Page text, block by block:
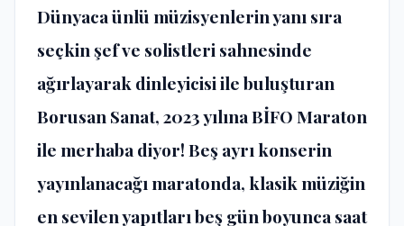
Dünyaca ünlü müzisyenlerin yanı sıra
seçkin şef ve solistleri sahnesinde
ağırlayarak dinleyicisi ile buluşturan
Borusan Sanat, 2023 yılına BİFO Maraton
ile merhaba diyor! Beş ayrı konserin
yayınlanacağı maratonda, klasik müziğin
en sevilen yapıtları beş gün boyunca saat